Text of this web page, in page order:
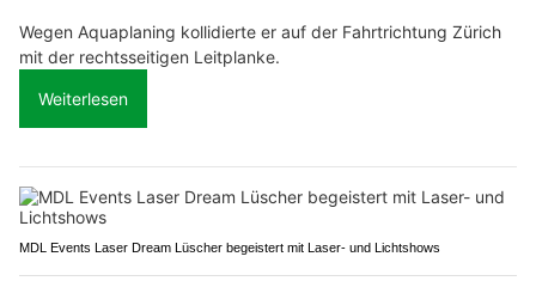
Wegen Aquaplaning kollidierte er auf der Fahrtrichtung Zürich
mit der rechtsseitigen Leitplanke.
Weiterlesen
MDL Events Laser Dream Lüscher begeistert mit Laser- und Lichtshows